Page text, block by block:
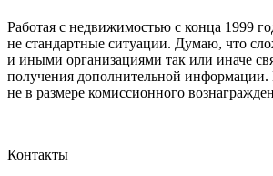
Работая с недвижимостью с конца 1999
не стандартные ситуации. Думаю, что
и иными организациями так или иначе
получения дополнительной информации.
не в размере комиссионного
Контакты